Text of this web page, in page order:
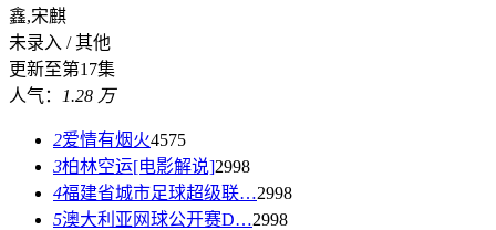
鑫,宋麒
未录入 / 其他
更新至第17集
人气：
1.28 万
2爱情有烟火4575
3柏林空运[电影解说]2998
4福建省城市足球超级联…2998
5澳大利亚网球公开赛D…2998